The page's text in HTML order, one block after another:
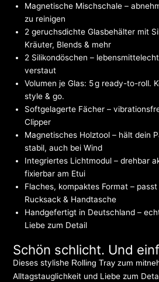
Magnetische Mischschale –
zu reinigen
2 geruchsdichte Glasbehälter mit
Kräuter, Blends & mehr
2 Silikondöschen –
verstaut
Volumen je Glas: 5 g ready-to-roll.
style & go.
Softgelagerte Fächer –
Clipper
Magnetisches Holztool – hält dein
stabil, auch bei Wind
Integriertes Lichtmodul – drehbar
fixierbar am Etui
Flaches, kompaktes Format –
Rucksack & Handtasche
Handgefertigt in Deutschland –
Liebe zum Detail
Schön schlicht. Und
Dieses stylishe Rolling Tray zum
Alltagstauglichkeit und Liebe zum